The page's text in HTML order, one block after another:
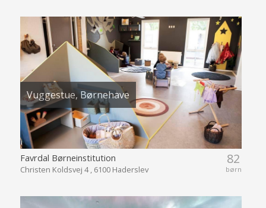
Vuggestue, Børnehave
82
børn
Favrdal Børneinstitution
Christen Koldsvej 4 , 6100 Haderslev